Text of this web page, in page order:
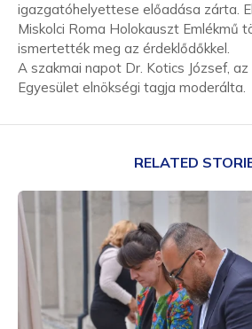
igazgatóhelyettese előadása zárta.
Miskolci Roma Holokauszt Emlékmű
ismertették meg az érdeklődőkkel.
A szakmai napot Dr. Kotics József,
Egyesület elnökségi tagja moderálta.
RELATED